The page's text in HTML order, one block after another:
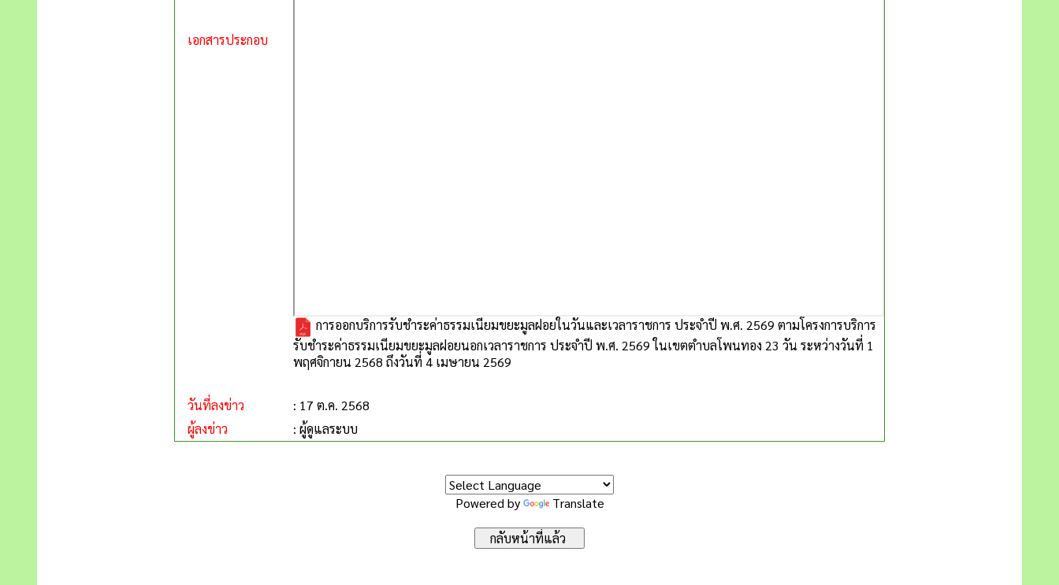
เอกสารประกอบ
การออกบริการรับชำระค่าธรรมเนียมขยะมูลฝอยในวันและเวลาราชการ ประจำปี พ.ศ. 2569 ตามโครงการบริการ
รับชำระค่าธรรมเนียมขยะมูลฝอยนอกเวลาราชการ ประจำปี พ.ศ. 2569 ในเขตตำบลโพนทอง 23 วัน ระหว่างวันที่ 1
พฤศจิกายน 2568 ถึงวันที่ 4 เมษายน 2569
วันที่ลงข่าว
: 17 ต.ค. 2568
ผู้ลงข่าว
: ผู้ดูแลระบบ
Powered by Translate